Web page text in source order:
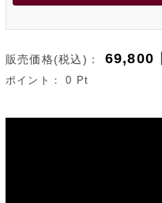
販売価格(税込)： 69,800
ポイント：0 Pt